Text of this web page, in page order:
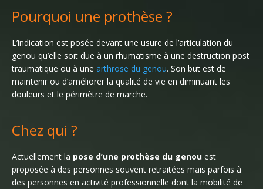
Pourquoi une prothèse ?
L’indication est posée devant une usure de l’articulation du
genou qu’elle soit due à un rhumatisme à une destruction post
traumatique ou à une arthrose du genou. Son but est de
maintenir ou d’améliorer la qualité de vie en diminuant les
douleurs et le périmètre de marche.
Chez qui ?
Actuellement la pose d’une prothèse du genou est
proposée à des personnes souvent retraitées mais parfois à
des personnes en activité professionnelle dont la mobilité de